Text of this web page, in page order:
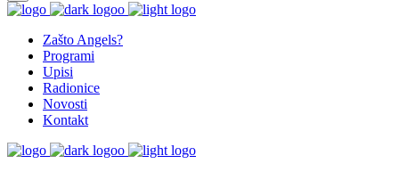
Zašto Angels?
Programi
Upisi
Radionice
Novosti
Kontakt